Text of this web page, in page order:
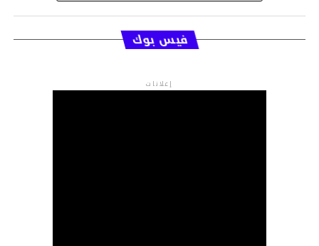
قسم الاخبار
فيس بوك
إعلانات